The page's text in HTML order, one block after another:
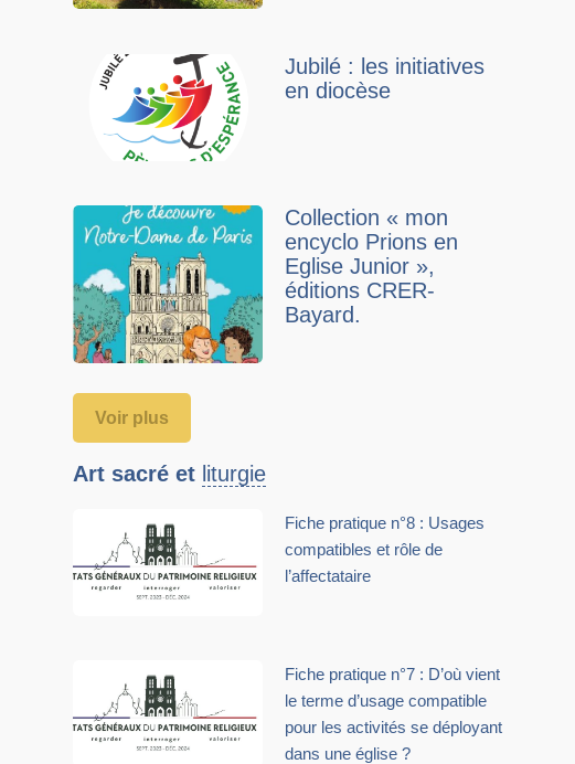
Jubilé : les initiatives
en diocèse
Collection « mon
encyclo Prions en
Eglise Junior »,
éditions CRER-
Bayard.
Voir plus
Art sacré et liturgie
Fiche pratique n°8 : Usages
compatibles et rôle de
l’affectataire
Fiche pratique n°7 : D’où vient
le terme d’usage compatible
pour les activités se déployant
dans une église ?